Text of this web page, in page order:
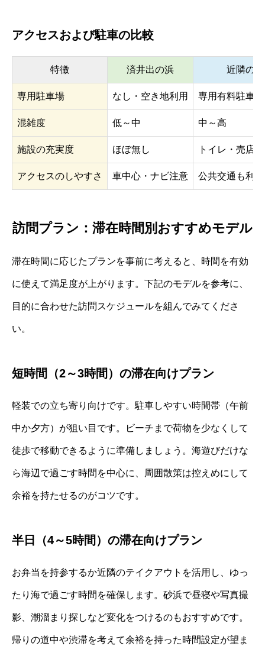
アクセスおよび駐車の比較
特徴 済井出の浜 近隣の
専用駐車場 なし・空き地利用 専用有料駐車
混雑度 低～中 中～高
施設の充実度 ほぼ無し トイレ・売店
アクセスのしやすさ 車中心・ナビ注意 公共交通も利
訪問プラン：滞在時間別おすすめモデル
滞在時間に応じたプランを事前に考えると、時間を有効
に使えて満足度が上がります。下記のモデルを参考に、
目的に合わせた訪問スケジュールを組んでみてくださ
い。
短時間（2～3時間）の滞在向けプラン
軽装での立ち寄り向けです。駐車しやすい時間帯（午前
中か夕方）が狙い目です。ビーチまで荷物を少なくして
徒歩で移動できるように準備しましょう。海遊びだけな
ら海辺で過ごす時間を中心に、周囲散策は控えめにして
余裕を持たせるのがコツです。
半日（4～5時間）の滞在向けプラン
お弁当を持参するか近隣のテイクアウトを活用し、ゆっ
たり海で過ごす時間を確保します。砂浜で昼寝や写真撮
影、潮溜まり探しなど変化をつけるのもおすすめです。
帰りの道中や渋滞を考えて余裕を持った時間設定が望ま